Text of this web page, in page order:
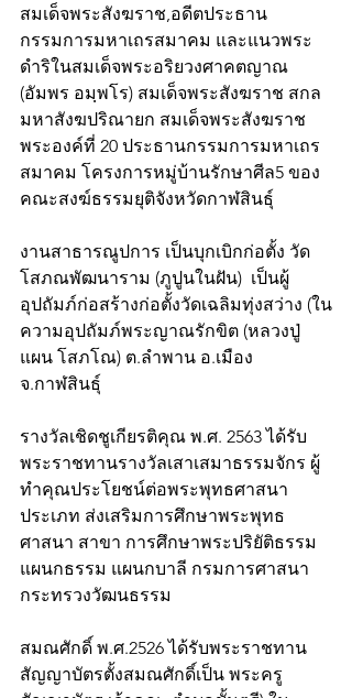
สมเด็จพระสังฆราช,อดีตประธาน
กรรมการมหาเถรสมาคม และแนวพระ
ดำริในสมเด็จพระอริยวงศาคตญาณ
(อัมพร อมฺพโร) สมเด็จพระสังฆราช สกล
มหาสังฆปริณายก สมเด็จพระสังฆราช
พระองค์ที่ 20 ประธานกรรมการมหาเถร
สมาคม โครงการหมู่บ้านรักษาศีล5 ของ
คณะสงฆ์ธรรมยุติจังหวัดกาฬสินธุ์
งานสาธารณูปการ เป็นบุกเบิกก่อตั้ง วัด
โสภณพัฒนาราม (ภูปูนในฝัน)  เป็นผู้
อุปถัมภ์ก่อสร้างก่อตั้งวัดเฉลิมทุ่งสว่าง (ใน
ความอุปถัมภ์พระญาณรักขิต (หลวงปู่
แผน โสภโณ) ต.ลำพาน อ.เมือง
จ.กาฬสินธุ์
รางวัลเชิดชูเกียรติคุณ พ.ศ. 2563 ได้รับ
พระราชทานรางวัลเสาเสมาธรรมจักร ผู้
ทำคุณประโยชน์ต่อพระพุทธศาสนา
ประเภท ส่งเสริมการศึกษาพระพุทธ
ศาสนา สาขา การศึกษาพระปริยัติธรรม
แผนกธรรม แผนกบาลี กรมการศาสนา
กระทรวงวัฒนธรรม
สมณศักดิ์ พ.ศ.2526 ได้รับพระราชทาน
สัญญาบัตรตั้งสมณศักดิ์เป็น พระครู